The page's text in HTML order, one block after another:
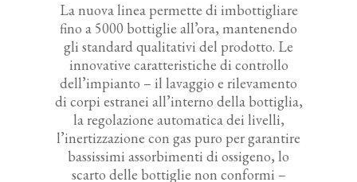
La nuova linea permette di imbottigliare
fino a 5000 bottiglie all’ora, mantenendo
gli standard qualitativi del prodotto. Le
innovative caratteristiche di controllo
dell’impianto – il lavaggio e rilevamento
di corpi estranei all’interno della bottiglia,
la regolazione automatica dei livelli,
l’inertizzazione con gas puro per garantire
bassissimi assorbimenti di ossigeno, lo
scarto delle bottiglie non conformi –